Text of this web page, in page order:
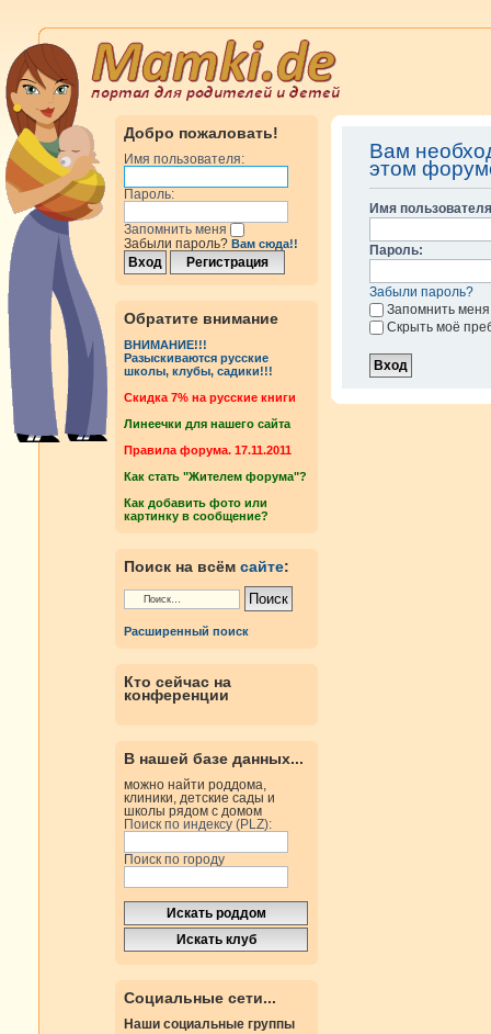
Добро пожаловать!
Имя пользователя:
Пароль:
Запомнить меня
Забыли пароль? Вам сюда!!
Обратите внимание
ВНИМАНИЕ!!!
Разыскиваются русские
школы, клубы, садики!!!
Cкидка 7% на русские книги
Линеечки для нашего сайта
Правила форума. 17.11.2011
Как стать "Жителем форума"?
Как добавить фото или
картинку в сообщение?
Поиск на всём сайте:
Расширенный поиск
Кто сейчас на
конференции
В нашей базе данных...
можно найти роддома,
клиники, детские сады и
школы рядом с домом
Поиск по индексу (PLZ):
Поиск по городу
Социальные сети...
Наши социальные группы
Вам
этом
Имя
Пароль:
Забыли пароль?
Запомнить меня
Скрыть моё